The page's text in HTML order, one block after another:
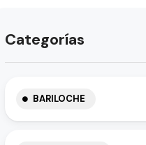
Categorías
BARILOCHE